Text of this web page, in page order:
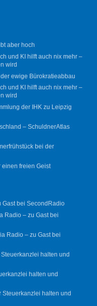
aber hoch
und KI hilft auch nix mehr –
wird
ewige Bürokratieabbau
und KI hilft auch nix mehr –
wird
der IHK zu Leipzig
– SchuldnerAtlas
bei der
einen freien Geist
Gast bei SecondRadio
Radio – zu Gast bei
Radio – zu Gast bei
halten und
halten und
Steuerkanzlei halten und